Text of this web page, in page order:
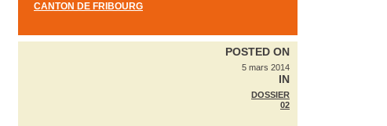
CANTON DE FRIBOURG
POSTED ON
5 mars 2014
IN
DOSSIER
02